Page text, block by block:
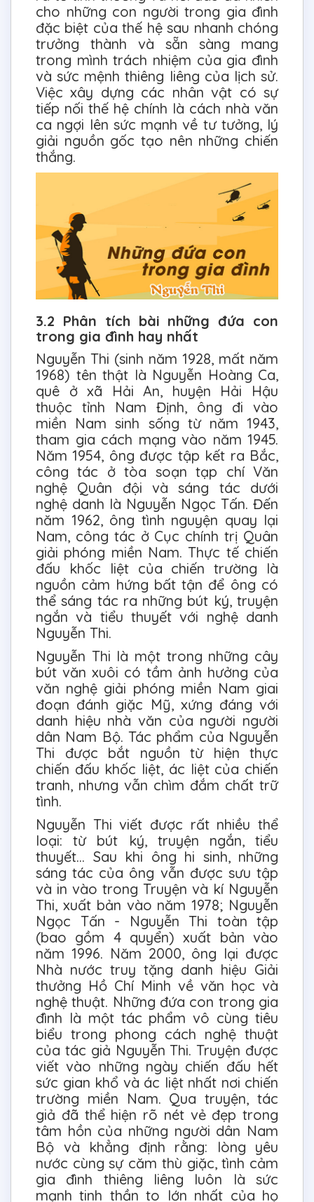
cho những con người trong gia đình
đặc biệt của thế hệ sau nhanh chóng
trưởng thành và sẵn sàng mang
trong mình trách nhiệm của gia đình
và sức mệnh thiêng liêng của lịch sử.
Việc xây dựng các nhân vật có sự
tiếp nối thế hệ chính là cách nhà văn
ca ngợi lên sức mạnh về tư tưởng, lý
giải nguồn gốc tạo nên những chiến
thắng.
3.2 Phân tích bài những đứa con
trong gia đình hay nhất
Nguyễn Thi (sinh năm 1928, mất năm
1968) tên thật là Nguyễn Hoàng Ca,
quê ở xã Hải An, huyện Hải Hậu
thuộc tỉnh Nam Định, ông đi vào
miền Nam sinh sống từ năm 1943,
tham gia cách mạng vào năm 1945.
Năm 1954, ông được tập kết ra Bắc,
công tác ở tòa soạn tạp chí Văn
nghệ Quân đội và sáng tác dưới
nghệ danh là Nguyễn Ngọc Tấn. Đến
năm 1962, ông tình nguyện quay lại
Nam, công tác ở Cục chính trị Quân
giải phóng miền Nam. Thực tế chiến
đấu khốc liệt của chiến trường là
nguồn cảm hứng bất tận để ông có
thể sáng tác ra những bút ký, truyện
ngắn và tiểu thuyết với nghệ danh
Nguyễn Thi.
Nguyễn Thi là một trong những cây
bút văn xuôi có tầm ảnh hưởng của
văn nghệ giải phóng miền Nam giai
đoạn đánh giặc Mỹ, xứng đáng với
danh hiệu nhà văn của người người
dân Nam Bộ. Tác phẩm của Nguyễn
Thi được bắt nguồn từ hiện thực
chiến đấu khốc liệt, ác liệt của chiến
tranh, nhưng vẫn chìm đắm chất trữ
tình.
Nguyễn Thi viết được rất nhiều thể
loại: từ bút ký, truyện ngắn, tiểu
thuyết… Sau khi ông hi sinh, những
sáng tác của ông vẫn được sưu tập
và in vào trong Truyện và kí Nguyễn
Thi, xuất bản vào năm 1978; Nguyễn
Ngọc Tấn - Nguyễn Thi toàn tập
(bao gồm 4 quyển) xuất bản vào
năm 1996. Năm 2000, ông lại được
Nhà nước truy tặng danh hiệu Giải
thưởng Hồ Chí Minh về văn học và
nghệ thuật. Những đứa con trong gia
đình là một tác phẩm vô cùng tiêu
biểu trong phong cách nghệ thuật
của tác giả Nguyễn Thi. Truyện được
viết vào những ngày chiến đấu hết
sức gian khổ và ác liệt nhất nơi chiến
trường miền Nam. Qua truyện, tác
giả đã thể hiện rõ nét vẻ đẹp trong
tâm hồn của những người dân Nam
Bộ và khẳng định rằng: lòng yêu
nước cùng sự căm thù giặc, tình cảm
gia đình thiêng liêng luôn là sức
mạnh tinh thần to lớn nhất của họ